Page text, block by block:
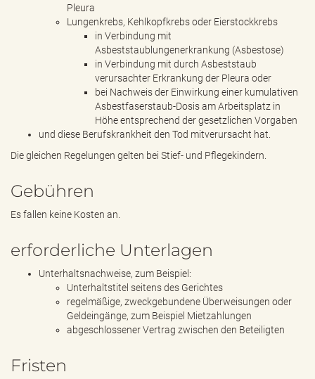
Pleura
Lungenkrebs, Kehlkopfkrebs oder Eierstockkrebs
in Verbindung mit
Asbeststaublungenerkrankung (Asbestose)
in Verbindung mit durch Asbeststaub
verursachter Erkrankung der Pleura oder
bei Nachweis der Einwirkung einer kumulativen
Asbestfaserstaub-Dosis am Arbeitsplatz in
Höhe entsprechend der gesetzlichen Vorgaben
und diese Berufskrankheit den Tod mitverursacht hat.
Die gleichen Regelungen gelten bei Stief- und Pflegekindern.
Gebühren
Es fallen keine Kosten an.
erforderliche Unterlagen
Unterhaltsnachweise, zum Beispiel:
Unterhaltstitel seitens des Gerichtes
regelmäßige, zweckgebundene Überweisungen oder
Geldeingänge, zum Beispiel Mietzahlungen
abgeschlossener Vertrag zwischen den Beteiligten
Fristen